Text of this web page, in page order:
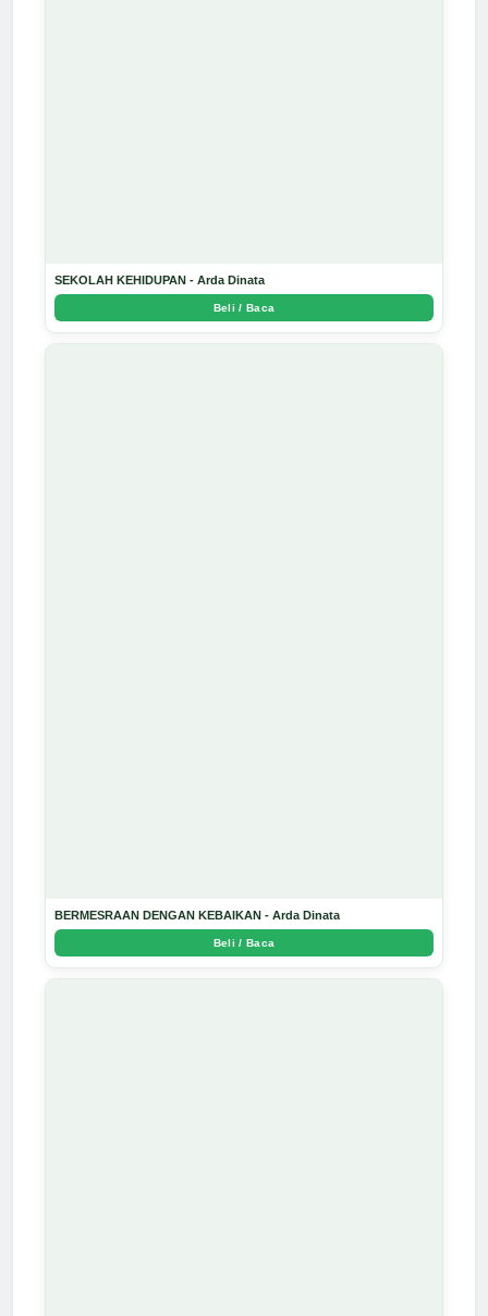
SEKOLAH KEHIDUPAN - Arda Dinata
Beli / Baca
BERMESRAAN DENGAN KEBAIKAN - Arda Dinata
Beli / Baca